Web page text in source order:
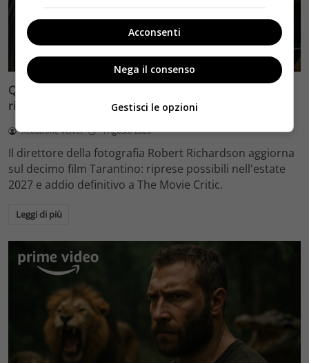
Quentin Tarantino e il decimo film: Robert Richardson
rivela riprese forse nel 2027 e l’addio a The Movie Critic
Redazione Velvet 4 Agosto 2026
Il direttore della fotografia Robert Richardson aggiorna
sul decimo film Tarantino: riprese possibili nell'estate
2027 e addio definitivo a The Movie Critic.
Leggi di più
Acconsenti
Nega il consenso
Gestisci le opzioni